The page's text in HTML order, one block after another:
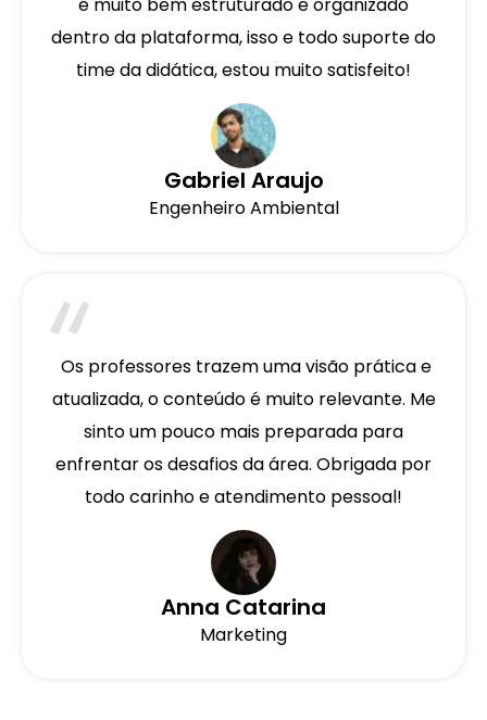
é muito bem estruturado e organizado
dentro da plataforma, isso e todo suporte do
time da didática, estou muito satisfeito!
Gabriel Araujo
Engenheiro Ambiental
Os professores trazem uma visão prática e
atualizada, o conteúdo é muito relevante. Me
sinto um pouco mais preparada para
enfrentar os desafios da área. Obrigada por
todo carinho e atendimento pessoal!
Anna Catarina
Marketing